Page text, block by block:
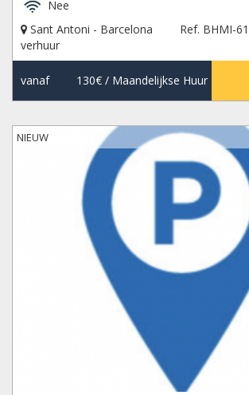
Nee
Sant Antoni - Barcelona
Ref. BHMI-
verhuur
vanaf 130€/ Maandelijkse Huur
NIEUW